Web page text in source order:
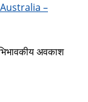
–
अवकाश